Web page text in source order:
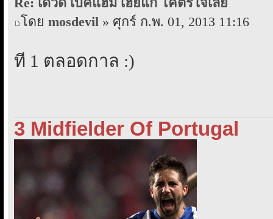
Re: เดวิด เบ็คแฮม เฮียแก โคตรใจเลย
โดย mosdevil » ศุกร์ ก.พ. 01, 2013 11:16
ที่ 1 ตลอดกาล :)
3 Midfielder Of Portugal